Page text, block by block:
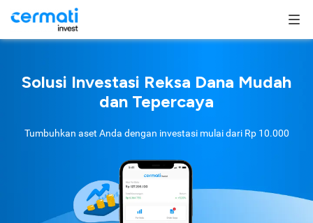
Solusi Investasi Reksa Dana Mudah
dan Tepercaya
Tumbuhkan aset Anda dengan investasi mulai dari Rp 10.000